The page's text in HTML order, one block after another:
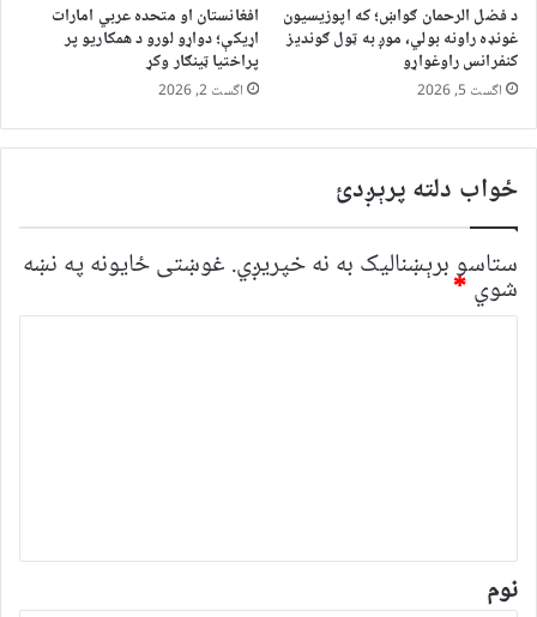
د فضل الرحمان ګواښ؛ که اپوزیسیون
غونډه راونه بولي، موږ به ټول ګوندیز
کنفرانس راوغواړو
اگست 5, 2026
افغانستان او متحده عربي امارات
اړیکې؛ دواړو لورو د همکاریو پر
پراختیا ټینګار وکړ
اگست 2, 2026
ځواب دلته پرېږدئ
ستاسو برېښناليک به نه خپريږي. غوښتى ځایونه په نښه
شوي *
*
نوم